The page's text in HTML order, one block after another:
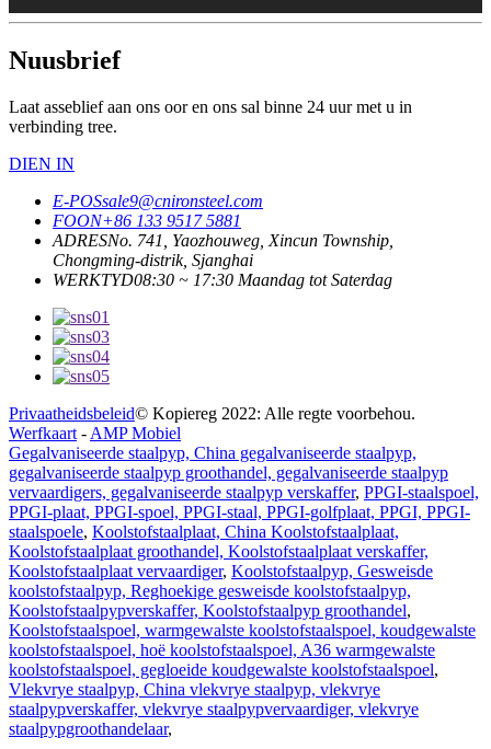
Nuusbrief
Laat asseblief aan ons oor en ons sal binne 24 uur met u in
verbinding tree.
DIEN IN
E-POSsale9@cnironsteel.com
FOON+86 133 9517 5881
ADRESNo. 741, Yaozhouweg, Xincun Township,
Chongming-distrik, Sjanghai
WERKTYD08:30 ~ 17:30 Maandag tot Saterdag
Privaatheidsbeleid© Kopiereg 2022: Alle regte voorbehou.
Werfkaart - AMP Mobiel
Gegalvaniseerde staalpyp, China gegalvaniseerde staalpyp,
gegalvaniseerde staalpyp groothandel, gegalvaniseerde staalpyp
vervaardigers, gegalvaniseerde staalpyp verskaffer, PPGI-staalspoel,
PPGI-plaat, PPGI-spoel, PPGI-staal, PPGI-golfplaat, PPGI, PPGI-
staalspoele, Koolstofstaalplaat, China Koolstofstaalplaat,
Koolstofstaalplaat groothandel, Koolstofstaalplaat verskaffer,
Koolstofstaalplaat vervaardiger, Koolstofstaalpyp, Gesweisde
koolstofstaalpyp, Reghoekige gesweisde koolstofstaalpyp,
Koolstofstaalpypverskaffer, Koolstofstaalpyp groothandel,
Koolstofstaalspoel, warmgewalste koolstofstaalspoel, koudgewalste
koolstofstaalspoel, hoë koolstofstaalspoel, A36 warmgewalste
koolstofstaalspoel, gegloeide koudgewalste koolstofstaalspoel,
Vlekvrye staalpyp, China vlekvrye staalpyp, vlekvrye
staalpypverskaffer, vlekvrye staalpypvervaardiger, vlekvrye
staalpypgroothandelaar,